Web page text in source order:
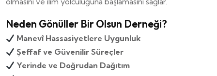
Neden Gönüller Bir Olsun Derneği?
Manevî Hassasiyetlere Uygunluk
Şeffaf ve Güvenilir Süreçler
Yerinde ve Doğrudan Dağıtım